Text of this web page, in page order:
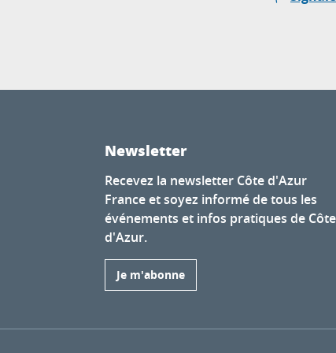
Newsletter
Recevez la newsletter Côte d'Azur
France et soyez informé de tous les
événements et infos pratiques de Côte
d'Azur.
Je m'abonne